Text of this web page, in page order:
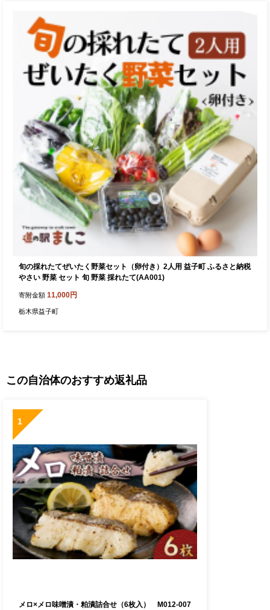
旬の採れたてぜいたく野菜セット（卵付き）2人用 益子町 ふるさと納税
やさい 野菜 セット 旬 野菜 採れたて(AA001)
寄附金額 11,000円
栃木県益子町
この自治体のおすすめ返礼品
1
メロ×メロ味噌漬・粕漬詰合せ（6枚入） M012-007